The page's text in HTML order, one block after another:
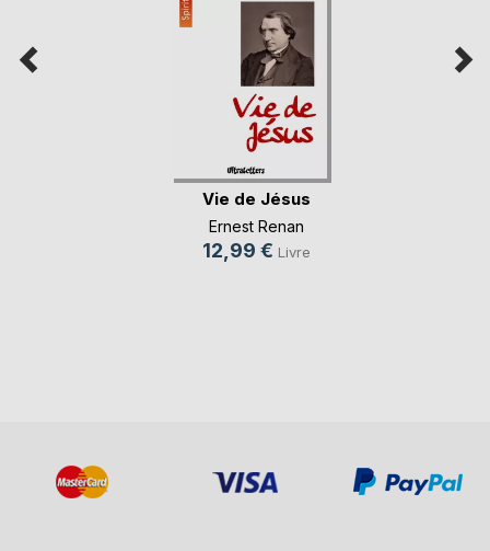
Vie de Jésus
Ernest Renan
12,99 € Livre